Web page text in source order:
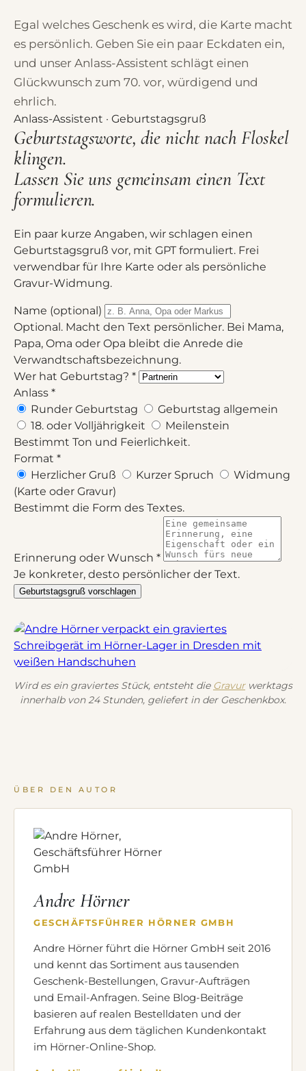
Egal welches Geschenk es wird, die Karte macht
es persönlich. Geben Sie ein paar Eckdaten ein,
und unser Anlass-Assistent schlägt einen
Glückwunsch zum 70. vor, würdigend und
ehrlich.
Anlass-Assistent · Geburtstagsgruß
Geburtstagsworte, die nicht nach Floskel
klingen.
Lassen Sie uns gemeinsam einen Text
formulieren.
Ein paar kurze Angaben, wir schlagen einen
Geburtstagsgruß vor, mit GPT formuliert. Frei
verwendbar für Ihre Karte oder als persönliche
Gravur-Widmung.
Name (optional)
Optional. Macht den Text persönlicher. Bei Mama,
Papa, Oma oder Opa bleibt die Anrede die
Verwandtschaftsbezeichnung.
Wer hat Geburtstag? *
Anlass *
Runder Geburtstag
Geburtstag allgemein
18. oder Volljährigkeit
Meilenstein
Bestimmt Ton und Feierlichkeit.
Format *
Herzlicher Gruß
Kurzer Spruch
Widmung
(Karte oder Gravur)
Bestimmt die Form des Textes.
Erinnerung oder Wunsch *
Je konkreter, desto persönlicher der Text.
Geburtstagsgruß vorschlagen
Wird es ein graviertes Stück, entsteht die Gravurwerktags
innerhalb von 24 Stunden, geliefert in der Geschenkbox.
ÜBER DEN AUTOR
Andre Hörner
GESCHÄFTSFÜHRER HÖRNER GMBH
Andre Hörner führt die Hörner GmbH seit 2016
und kennt das Sortiment aus tausenden
Geschenk-Bestellungen, Gravur-Aufträgen
und Email-Anfragen. Seine Blog-Beiträge
basieren auf realen Bestelldaten und der
Erfahrung aus dem täglichen Kundenkontakt
im Hörner-Online-Shop.